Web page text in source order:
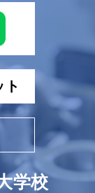
ト
学校